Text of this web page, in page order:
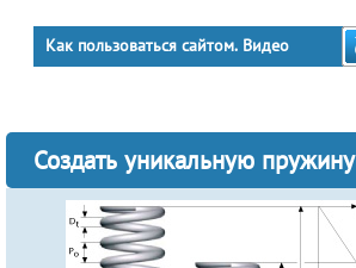
Как пользоваться сайтом. Видео
Создать уникальную пружину